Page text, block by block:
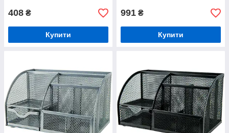
408 ₴
Купити
991 ₴
Купити